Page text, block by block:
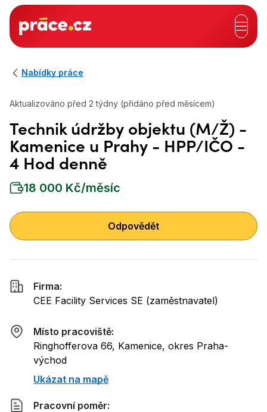
Hlavní záhlaví
Nabídky práce
Aktualizováno před 2 týdny (přidáno před měsícem)
Technik údržby objektu (M/Ž) -
Kamenice u Prahy - HPP/IČO -
4 Hod denně
18 000 Kč/měsíc
Odpovědět
Firma:
CEE Facility Services SE (zaměstnavatel)
Místo pracoviště:
Ringhofferova 66, Kamenice, okres Praha-
východ
Ukázat na mapě
Pracovní poměr: